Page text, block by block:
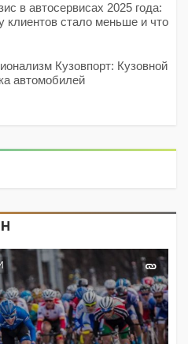
в автосервисах 2025 года:
клиентов стало меньше и что
Кузовпорт: Кузовной
автомобилей